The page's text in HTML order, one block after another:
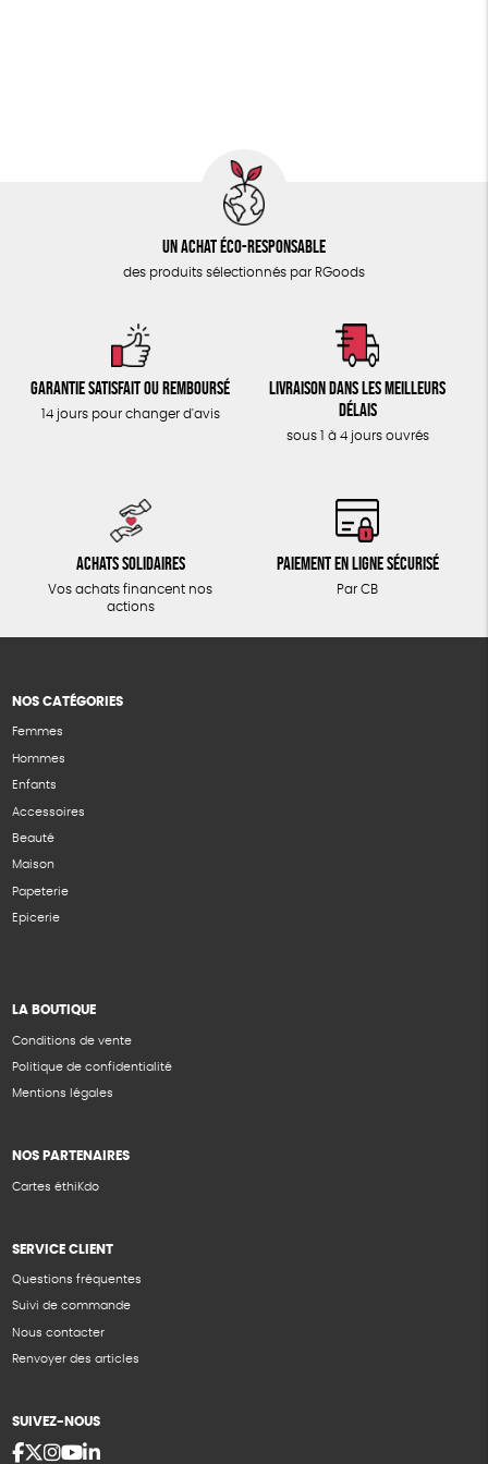
Un achat éco-responsable
des produits sélectionnés par RGoods
Garantie satisfait ou remboursé
14 jours pour changer d'avis
Livraison dans les meilleurs
délais
sous 1 à 4 jours ouvrés
Achats solidaires
Vos achats financent nos
actions
Paiement en ligne sécurisé
Par CB
NOS CATÉGORIES
Femmes
Hommes
Enfants
Accessoires
Beauté
Maison
Papeterie
Epicerie
LA BOUTIQUE
Conditions de vente
Politique de confidentialité
Mentions légales
NOS PARTENAIRES
Cartes éthiKdo
SERVICE CLIENT
Questions fréquentes
Suivi de commande
Nous contacter
Renvoyer des articles
SUIVEZ-NOUS